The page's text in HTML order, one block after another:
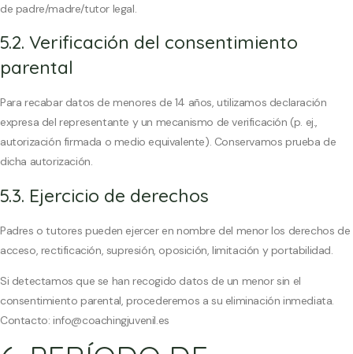
de padre/madre/tutor legal.
5.2. Verificación del consentimiento
parental
Para recabar datos de menores de 14 años, utilizamos declaración
expresa del representante y un mecanismo de verificación (p. ej.,
autorización firmada o medio equivalente). Conservamos prueba de
dicha autorización.
5.3. Ejercicio de derechos
Padres o tutores pueden ejercer en nombre del menor los derechos de
acceso, rectificación, supresión, oposición, limitación y portabilidad.
Si detectamos que se han recogido datos de un menor sin el
consentimiento parental, procederemos a su eliminación inmediata.
Contacto: info@coachingjuvenil.es